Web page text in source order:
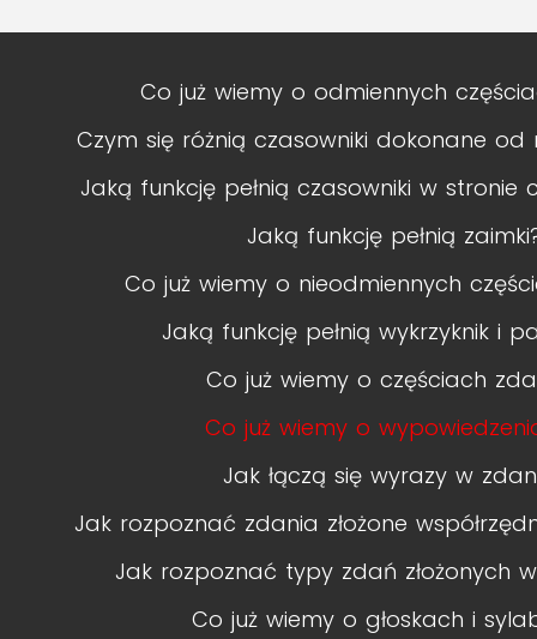
Co już wiemy o odmiennych
Czym się różnią czasowniki dokonane od
Jaką funkcję pełnią czasowniki w stronie
Jaką funkcję pełnią
Co już wiemy o nieodmiennych
Jaką funkcję pełnią wykrzyknik i
Co już wiemy o częściach
Co już wiemy o
Jak łączą się wyrazy w
Jak rozpoznać zdania złożone
Jak rozpoznać typy zdań złożonych
Co już wiemy o głoskach i